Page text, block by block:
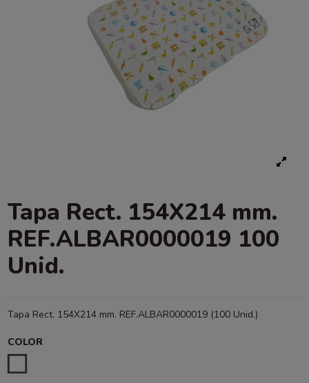
Tapa Rect. 154X214 mm.
REF.ALBAR0000019 100
Unid.
Tapa Rect. 154X214 mm. REF.ALBAR0000019 (100 Unid.)
COLOR